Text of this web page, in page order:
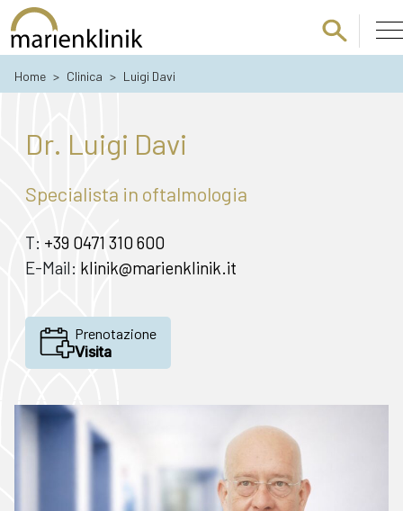
Passa al contenuto principale
Home > Clinica > Luigi Davi
Dr. Luigi Davi
Specialista in oftalmologia
T: +39 0471 310 600
E-Mail: klinik@marienklinik.it
Prenotazione
Visita